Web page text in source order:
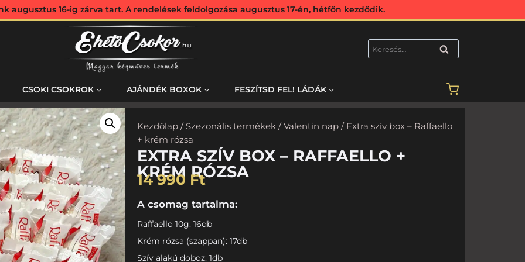
augusztus 16-ig zárva tart. A rendelések feldolgozása augusztus 17-én, hétfőn kezdődik.
KERESÉS
CSOKI CSOKROK AJÁNDÉK BOXOK FESZÍTSD FEL! LÁDÁK
Kezdőlap/ Szezonális termékek/Valentin nap/ Extra szív box – Raffaello
+ krém rózsa
EXTRA SZÍV BOX – RAFFAELLO +
KRÉM RÓZSA
14 990 Ft
A csomag tartalma:
Raffaello 10g: 16db
Krém rózsa (szappan): 17db
Szív alakú doboz: 1db